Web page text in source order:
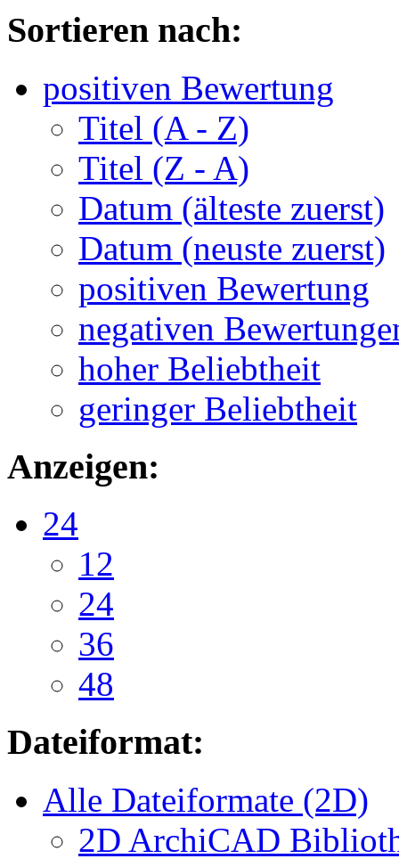
Sortieren nach:
positiven Bewertung
Titel (A - Z)
Titel (Z - A)
Datum (älteste zuerst)
Datum (neuste zuerst)
positiven Bewertung
negativen
hoher Beliebtheit
geringer Beliebtheit
Anzeigen:
24
12
24
36
48
Dateiformat:
Alle Dateiformate (2D)
2D ArchiCAD